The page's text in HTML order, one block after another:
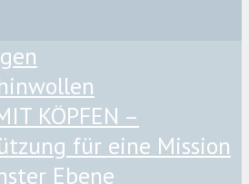
KÖPFEN –
für eine Mission
Ebene